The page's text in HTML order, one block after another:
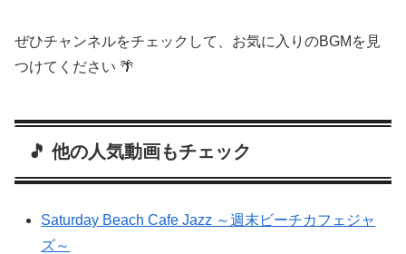
ぜひチャンネルをチェックして、お気に入りのBGMを見
つけてください 🌴
🎵 他の人気動画もチェック
Saturday Beach Cafe Jazz ～週末ビーチカフェジャ
ズ～